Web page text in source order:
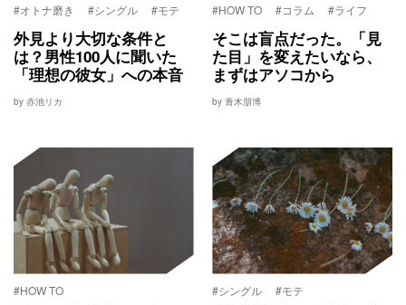
#オトナ磨き #シングル #モテ
外見より大切な条件と
は？男性100人に聞いた
「理想の彼女」への本音
by 赤池リカ
#HOW TO #コラム #ライフ
そこは盲点だった。「見
た目」を変えたいなら、
まずはアソコから
by 青木朋博
#HOW TO #シングル #モテ